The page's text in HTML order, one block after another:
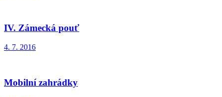
IV. Zámecká pouť
4. 7. 2016
Mobilní zahrádky